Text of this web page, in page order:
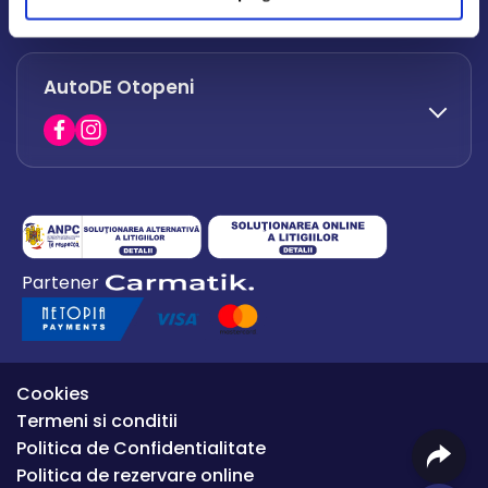
office.afumati@autode.ro
0730 063 852
0730 063 851
AutoDE Otopeni
0754 649 360
office.premium@autode.ro
Partener
Cookies
Termeni si conditii
Politica de Confidentialitate
Politica de rezervare online